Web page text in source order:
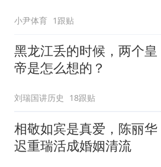
小尹体育 1跟贴
黑龙江丢的时候，两个皇
帝是怎么想的？
刘瑞国讲历史 18跟贴
相敬如宾是真爱，陈丽华
迟重瑞活成婚姻清流